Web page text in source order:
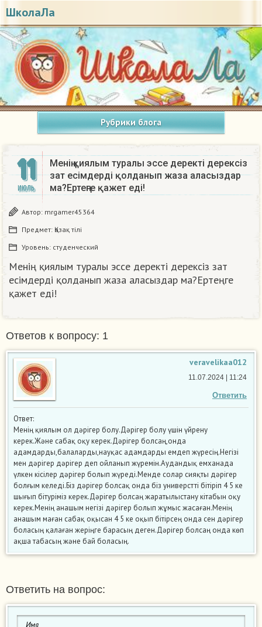
ШколаЛа
Рубрики блога
11
ИЮЛЬ
Менің қиялым туралы эссе деректі дерексіз
зат есімдерді қолданып жаза аласыздар
ма?Ертеңге қажет еді!
Автор: mrgamer45364
Предмет: Қазақ тiлi
Уровень: студенческий
Менің қиялым туралы эссе деректі дерексіз зат
есімдерді қолданып жаза аласыздар ма?Ертеңге
қажет еді!
Ответов к вопросу: 1
veravelikaa012
Ответить
11.07.2024 | 11:24
Ответ:
Менің қиялым ол дәрігер болу.Дәрігер болу үшін үйрену
керек.Және сабақ оқу керек.Дәрігер болсаң,онда
адамдарды,балаларды,науқас адамдарды емдеп жүресің.Негізі
мен дәрігер дәрігер деп ойланып жүремін.Аудандық емханада
үлкен кісілер дәрігер болып жүреді.Менде солар сияқты дәрігер
болғым келеді.Біз дәрігер болсақ онда біз универстті бітіріп 4 5 ке
шығып бітуріміз керек.Дәрігер болсаң жаратылыстану кітабын оқу
керек.Менің анашым негізі дәрігер болып жұмыс жасаған.Менің
анашым маған сабақ оқысан 4 5 ке оқып бітірсең онда сен дәрігер
боласың қалаған жеріңге барасың деген.Дәрігер болсаң онда көп
ақша табасың және бай боласың.
Ответить на вопрос: